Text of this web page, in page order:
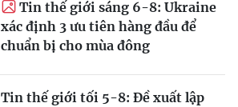
Tin thế giới sáng 6-8: Ukraine
xác định 3 ưu tiên hàng đầu để
chuẩn bị cho mùa đông
Tin thế giới tối 5-8: Đề xuất lập